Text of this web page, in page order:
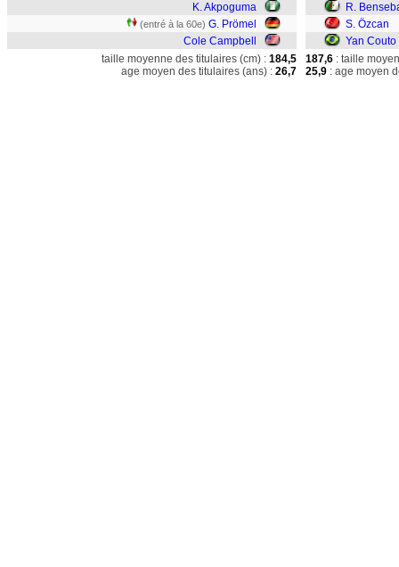
K. Akpoguma
(entré à la 60e) G. Prömel
Cole Campbell
R.
S. Özcan
Yan Couto
taille moyenne des titulaires (cm) : 184,5
age moyen des titulaires (ans) : 26,7
187,6 : taille
25,9 : age moyen